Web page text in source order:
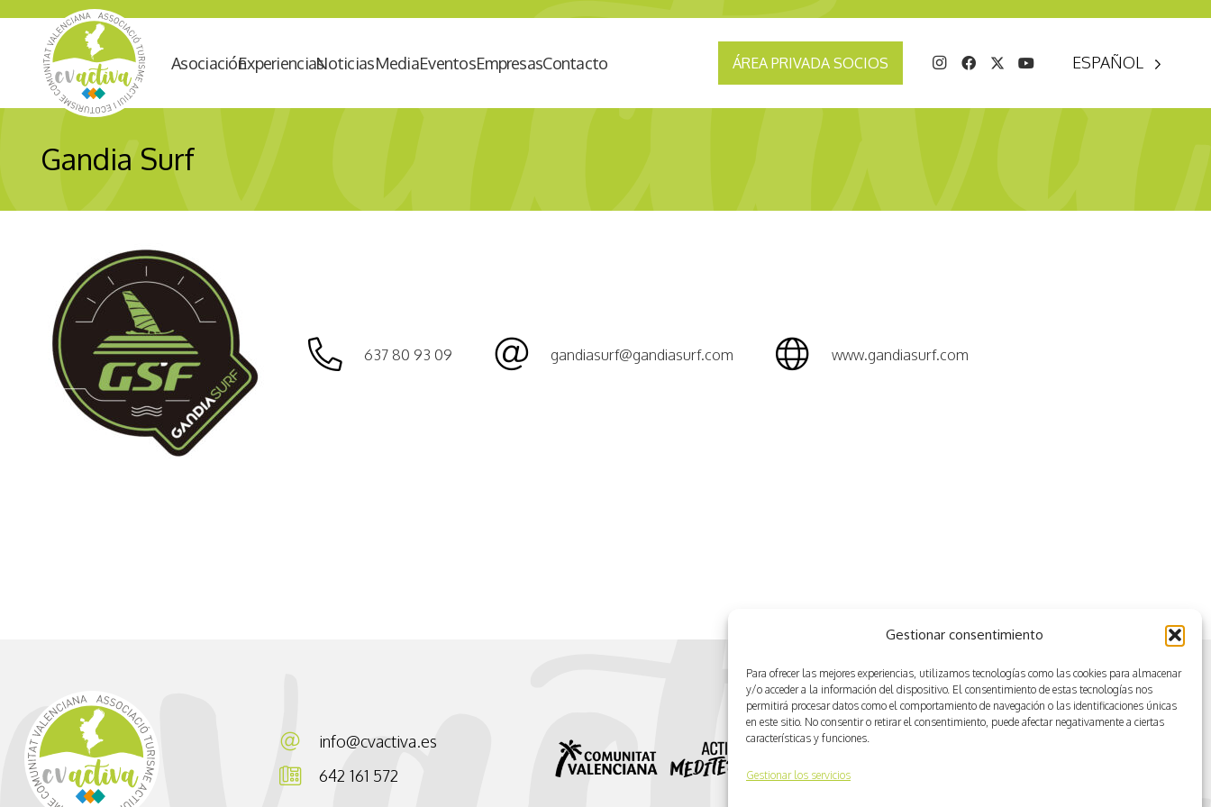
Gestionar consentimiento
Para ofrecer las mejores experiencias, utilizamos tecnologías como las cookies para almacenar
y/o acceder a la información del dispositivo. El consentimiento de estas tecnologías nos
permitirá procesar datos como el comportamiento de navegación o las identificaciones únicas
en este sitio. No consentir o retirar el consentimiento, puede afectar negativamente a ciertas
características y funciones.
Gestionar los servicios
AsociaciónExperienciasNoticiasMediaEventosEmpresasContacto ÁREA PRIVADA SOCIOS ESPAÑOL
Gandia Surf
637 80 93 09 gandiasurf@gandiasurf.com www.gandiasurf.com
info@cvactiva.es
642 161 572